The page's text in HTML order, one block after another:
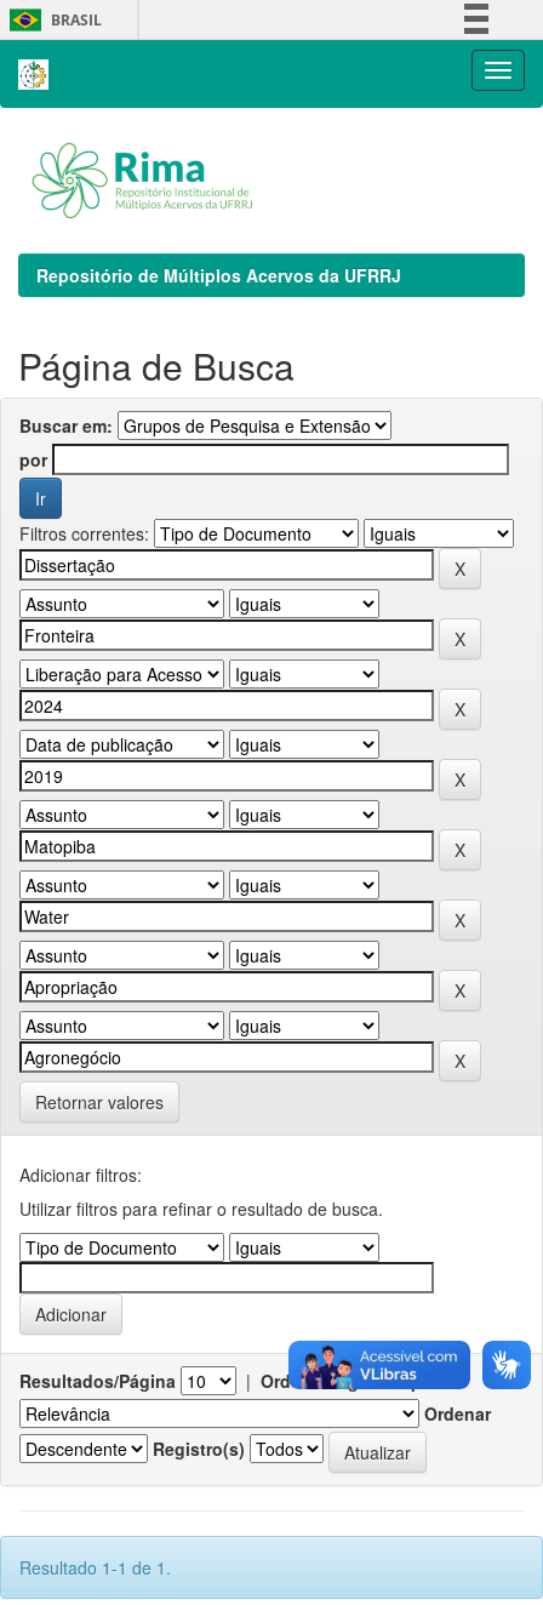
Skip
navigation
BRASIL
Repositório de Múltiplos Acervos da UFRRJ
Página de Busca
Buscar em:
por
Filtros correntes:
Retornar valores
Adicionar filtros:
Utilizar filtros para refinar o resultado de busca.
Resultados/Página | Ordenar registros por
Ordenar
Registro(s)
Resultado 1-1 de 1.